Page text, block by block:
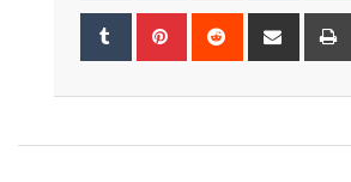
Tumblr Pinterest Reddit
Share